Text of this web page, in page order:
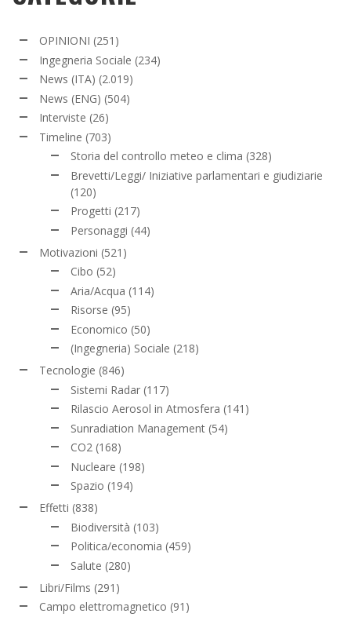
OPINIONI (251)
Ingegneria Sociale (234)
News (ITA) (2.019)
News (ENG) (504)
Interviste (26)
Timeline (703)
Storia del controllo meteo e clima (328)
Brevetti/Leggi/ Iniziative parlamentari e giudiziarie
(120)
Progetti (217)
Personaggi (44)
Motivazioni (521)
Cibo (52)
Aria/Acqua (114)
Risorse (95)
Economico (50)
(Ingegneria) Sociale (218)
Tecnologie (846)
Sistemi Radar (117)
Rilascio Aerosol in Atmosfera (141)
Sunradiation Management (54)
CO2 (168)
Nucleare (198)
Spazio (194)
Effetti (838)
Biodiversità (103)
Politica/economia (459)
Salute (280)
Libri/Films (291)
Campo elettromagnetico (91)